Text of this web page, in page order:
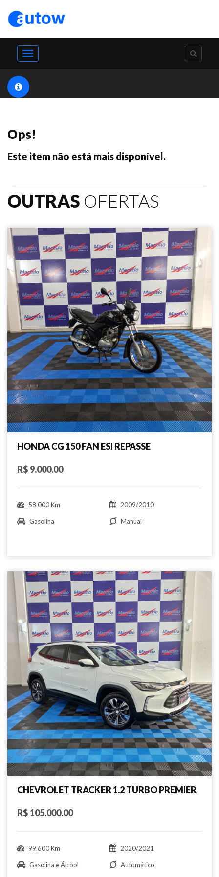
Toggle
navigation
Ops!
Este item não está mais disponível.
OUTRAS OFERTAS
HONDA CG 150 FAN ESI REPASSE
R$ 9.000.00
58.000 Km 2009/2010
Gasolina Manual
CHEVROLET TRACKER 1.2 TURBO PREMIER
R$ 105.000.00
99.600 Km 2020/2021
Gasolina e Álcool Automático